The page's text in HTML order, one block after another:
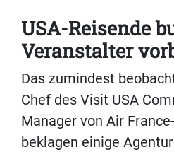
USA-Reisende
Veranstalter
Das zumindest
Chef des Visit USA
Manager von Air
beklagen einige